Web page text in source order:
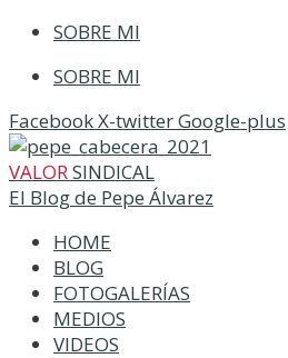
SOBRE MI
SOBRE MI
FacebookX-twitterGoogle-plus
VALORSINDICAL
El Blog de Pepe Álvarez
HOME
BLOG
FOTOGALERÍAS
MEDIOS
VIDEOS